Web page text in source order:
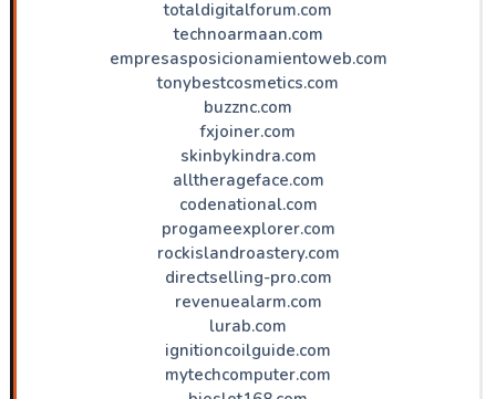
totaldigitalforum.com
technoarmaan.com
empresasposicionamientoweb.com
tonybestcosmetics.com
buzznc.com
fxjoiner.com
skinbykindra.com
alltherageface.com
codenational.com
progameexplorer.com
rockislandroastery.com
directselling-pro.com
revenuealarm.com
lurab.com
ignitioncoilguide.com
mytechcomputer.com